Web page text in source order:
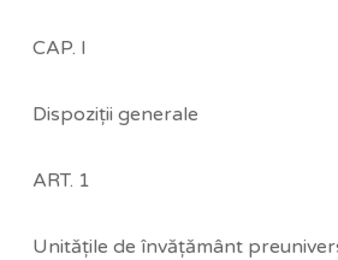
CAP. I
Dispoziţii generale
ART. 1
Unităţile de învăţământ